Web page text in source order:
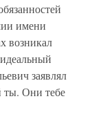
имени
возникал
заявлял
ты. Они тебе